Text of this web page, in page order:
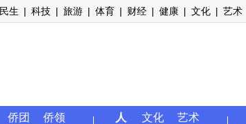
民生 | 科技 | 旅游 | 体育 | 财经 | 健康 | 文化 | 艺术
侨团
侨领
人
文化
艺术